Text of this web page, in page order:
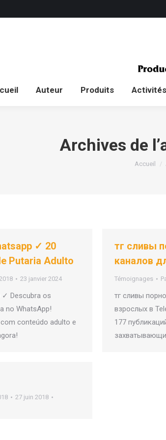
Auteur Produits Activités
Archives de
Vous
Accueil
✓ 20
Putaria Adulto
23 janvier 2024
✓ Descubra os
no WhatsApp!
conteúdo adulto e
тг сливы
каналов
Témoignages
тг сливы
взрослых в
177
27 juin 2018
Accueil Auteur